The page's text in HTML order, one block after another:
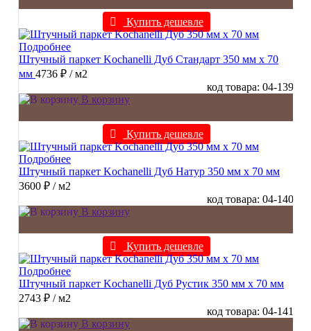
Купить дешевле
Подробнее
Штучный паркет Kochanelli Дуб Стандарт 350 мм х 70
мм 4736 ₽ / м2
код товара: 04-139
В корзину
Купить дешевле
Подробнее
Штучный паркет Kochanelli Дуб Натур 350 мм х 70 мм
3600 ₽ / м2
код товара: 04-140
В корзину
Купить дешевле
Подробнее
Штучный паркет Kochanelli Дуб Рустик 350 мм х 70 мм
2743 ₽ / м2
код товара: 04-141
В корзину